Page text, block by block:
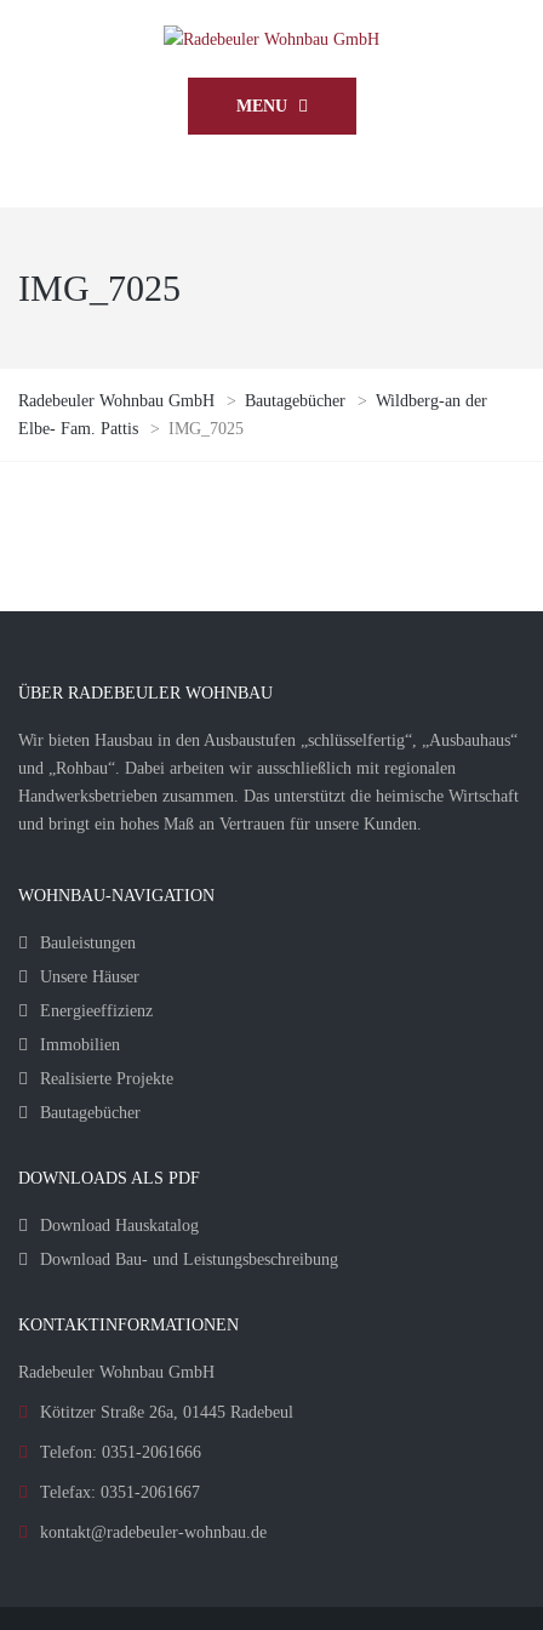
MENU
IMG_7025
Radebeuler Wohnbau GmbH > Bautagebücher > Wildberg-an der
Elbe- Fam. Pattis
> IMG_7025
ÜBER RADEBEULER WOHNBAU
Wir bieten Hausbau in den Ausbaustufen „schlüsselfertig“, „Ausbauhaus“
und „Rohbau“. Dabei arbeiten wir ausschließlich mit regionalen
Handwerksbetrieben zusammen. Das unterstützt die heimische Wirtschaft
und bringt ein hohes Maß an Vertrauen für unsere Kunden.
WOHNBAU-NAVIGATION
Bauleistungen
Unsere Häuser
Energieeffizienz
Immobilien
Realisierte Projekte
Bautagebücher
DOWNLOADS ALS PDF
Download Hauskatalog
Download Bau- und Leistungsbeschreibung
KONTAKTINFORMATIONEN
Radebeuler Wohnbau GmbH
Kötitzer Straße 26a, 01445 Radebeul
Telefon: 0351-2061666
Telefax: 0351-2061667
kontakt@radebeuler-wohnbau.de